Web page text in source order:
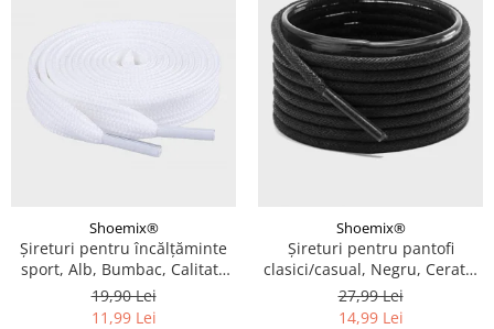
Shoemix®
Șireturi pentru încălțăminte
sport, Alb, Bumbac, Calitate
premium, 100 cm x 0.8 cm
19,90 Lei
11,99 Lei
Shoemix®
Șireturi pentru pantofi
clasici/casual, Negru, Cerate,
Calitate premium, 110 cm x
0.3 cm
27,99 Lei
14,99 Lei